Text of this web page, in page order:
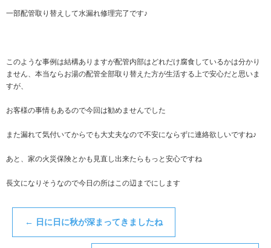
一部配管取り替えして水漏れ修理完了です♪
このような事例は結構ありますが配管内部はどれだけ腐食しているかは分かり
ません、本当ならお湯の配管全部取り替えた方が生活する上で安心だと思いま
すが、
お客様の事情もあるので今回は勧めませんでした
また漏れて気付いてからでも大丈夫なので不安にならずに連絡欲しいですね♪
あと、家の火災保険とかも見直し出来たらもっと安心ですね
長文になりそうなので今日の所はこの辺までにします
← 日に日に秋が深まってきましたね